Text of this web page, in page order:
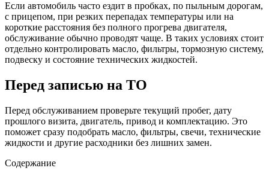
Если автомобиль часто ездит в пробках, по пыльным дорогам,
с прицепом, при резких перепадах температуры или на
короткие расстояния без полного прогрева двигателя,
обслуживание обычно проводят чаще. В таких условиях стоит
отдельно контролировать масло, фильтры, тормозную систему,
подвеску и состояние технических жидкостей.
Перед записью на ТО
Перед обслуживанием проверьте текущий пробег, дату
прошлого визита, двигатель, привод и комплектацию. Это
поможет сразу подобрать масло, фильтры, свечи, технические
жидкости и другие расходники без лишних замен.
Содержание